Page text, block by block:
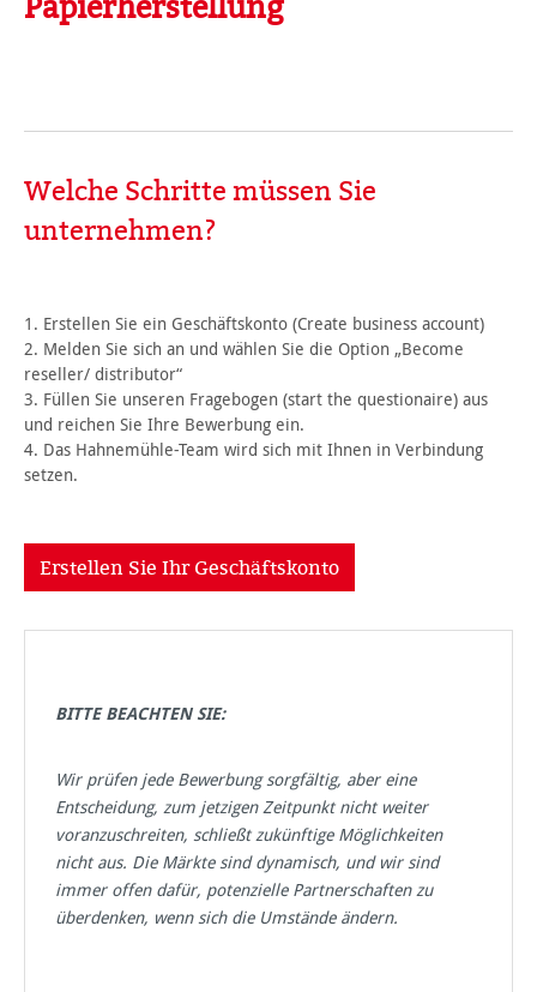
Welche Schritte müssen Sie
unternehmen?
1. Erstellen Sie ein Geschäftskonto (Create business account)
2. Melden Sie sich an und wählen Sie die Option „Become
reseller/ distributor“
3. Füllen Sie unseren Fragebogen (start the questionaire) aus
und reichen Sie Ihre Bewerbung ein.
4. Das Hahnemühle-Team wird sich mit Ihnen in Verbindung
setzen.
Erstellen Sie Ihr Geschäftskonto
BITTE BEACHTEN SIE:
Wir prüfen jede Bewerbung sorgfältig, aber eine
Entscheidung, zum jetzigen Zeitpunkt nicht weiter
voranzuschreiten, schließt zukünftige Möglichkeiten
nicht aus. Die Märkte sind dynamisch, und wir sind
immer offen dafür, potenzielle Partnerschaften zu
überdenken, wenn sich die Umstände ändern.